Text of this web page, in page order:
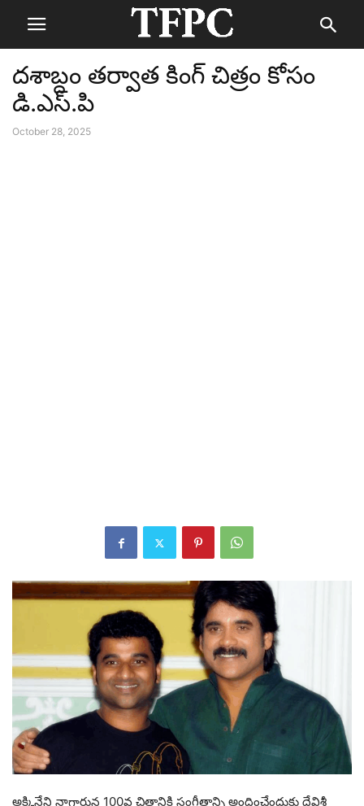
దశాబ్దం తర్వాత కింగ్ చిత్రం కోసం
డి.ఎస్.పి
October 28, 2025
అక్కినేని నాగార్జున 100వ చిత్రానికి సంగీతాన్ని అందించేందుకు దేవిశ్రీ